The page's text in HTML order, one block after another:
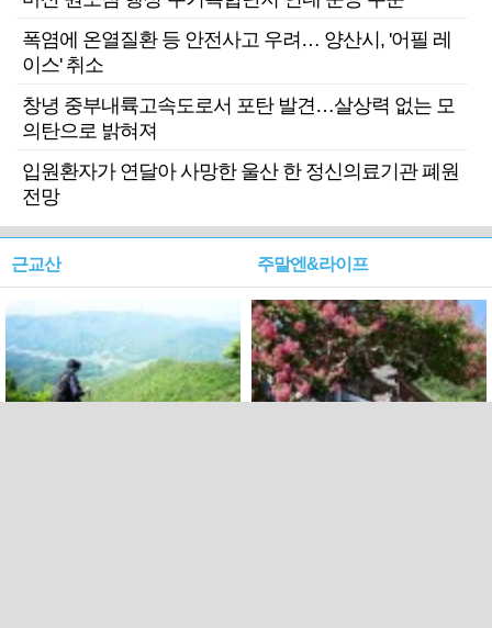
폭염에 온열질환 등 안전사고 우려… 양산시, '어필 레
이스' 취소
창녕 중부내륙고속도로서 포탄 발견…살상력 없는 모
의탄으로 밝혀져
입원환자가 연달아 사망한 울산 한 정신의료기관 폐원
전망
근교산 주말엔&라이프